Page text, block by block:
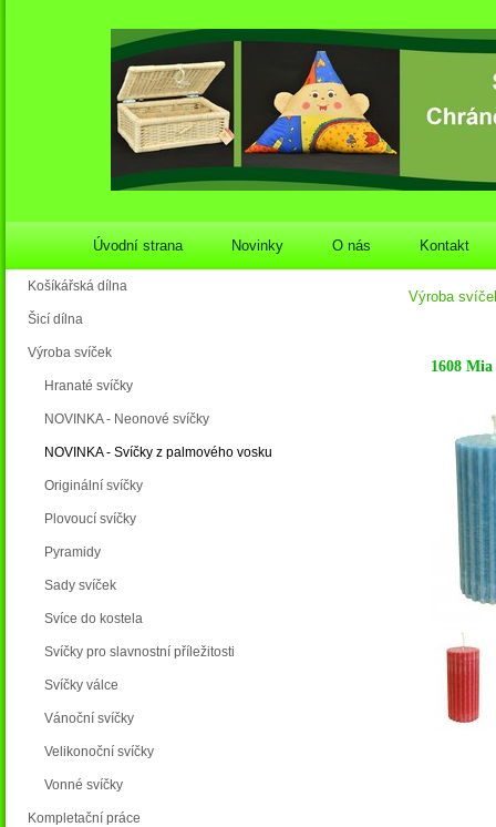
Úvodní strana Novinky O nás Kontakt
Košíkářská dílna
Šicí dílna
Výroba svíček
Hranaté svíčky
NOVINKA - Neonové svíčky
NOVINKA - Svíčky z palmového vosku
Originální svíčky
Plovoucí svíčky
Pyramidy
Sady svíček
Svíce do kostela
Svíčky pro slavnostní příležitosti
Svíčky válce
Vánoční svíčky
Velikonoční svíčky
Vonné svíčky
Kompletační práce
Výroba
1608